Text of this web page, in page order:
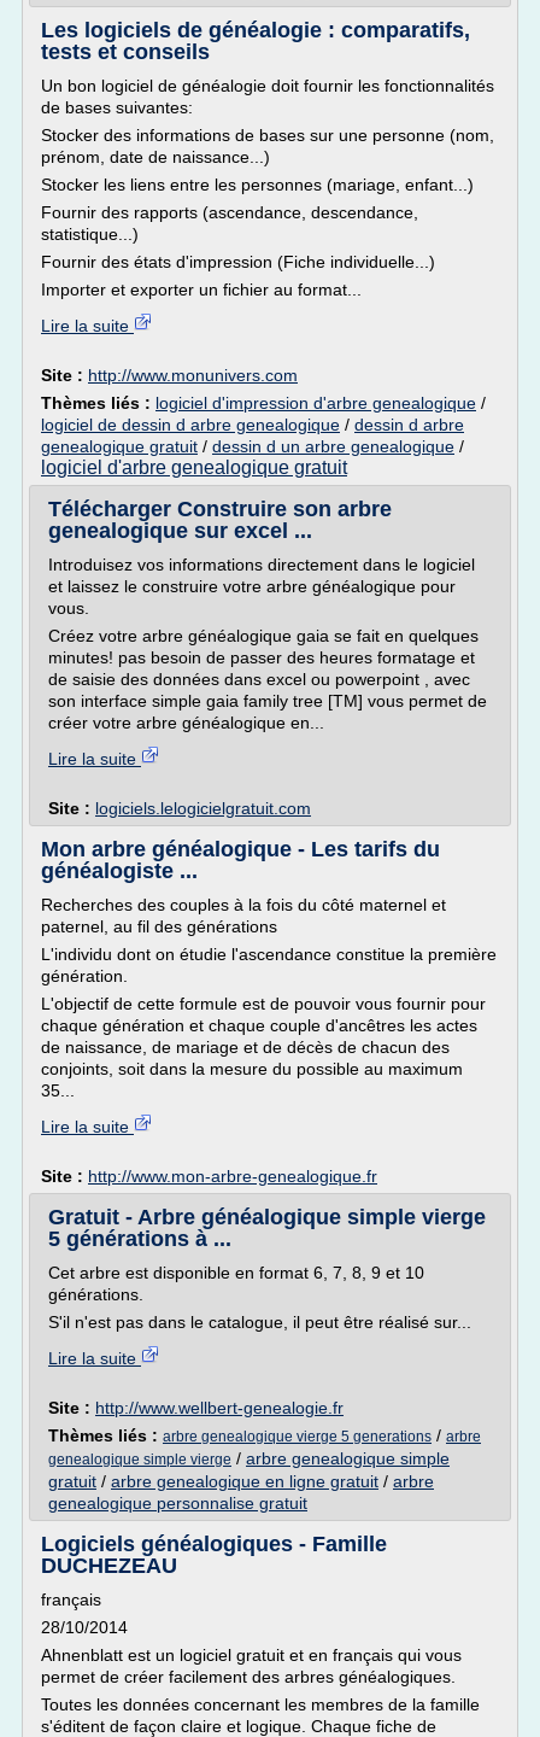
Les logiciels de généalogie : comparatifs,
tests et conseils
Un bon logiciel de généalogie doit fournir les fonctionnalités
de bases suivantes:
Stocker des informations de bases sur une personne (nom,
prénom, date de naissance...)
Stocker les liens entre les personnes (mariage, enfant...)
Fournir des rapports (ascendance, descendance,
statistique...)
Fournir des états d'impression (Fiche individuelle...)
Importer et exporter un fichier au format...
Lire la suite
Site : http://www.monunivers.com
Thèmes liés : logiciel d'impression d'arbre genealogique /
logiciel de dessin d arbre genealogique / dessin d arbre
genealogique gratuit / dessin d un arbre genealogique /
logiciel d'arbre genealogique gratuit
Télécharger Construire son arbre
genealogique sur excel ...
Introduisez vos informations directement dans le logiciel
et laissez le construire votre arbre généalogique pour
vous.
Créez votre arbre généalogique gaia se fait en quelques
minutes! pas besoin de passer des heures formatage et
de saisie des données dans excel ou powerpoint , avec
son interface simple gaia family tree [TM] vous permet de
créer votre arbre généalogique en...
Lire la suite
Site : logiciels.lelogicielgratuit.com
Mon arbre généalogique - Les tarifs du
généalogiste ...
Recherches des couples à la fois du côté maternel et
paternel, au fil des générations
L'individu dont on étudie l'ascendance constitue la première
génération.
L'objectif de cette formule est de pouvoir vous fournir pour
chaque génération et chaque couple d'ancêtres les actes
de naissance, de mariage et de décès de chacun des
conjoints, soit dans la mesure du possible au maximum
35...
Lire la suite
Site : http://www.mon-arbre-genealogique.fr
Gratuit - Arbre généalogique simple vierge
5 générations à ...
Cet arbre est disponible en format 6, 7, 8, 9 et 10
générations.
S'il n'est pas dans le catalogue, il peut être réalisé sur...
Lire la suite
Site : http://www.wellbert-genealogie.fr
Thèmes liés : arbre genealogique vierge 5 generations / arbre
genealogique simple vierge / arbre genealogique simple
gratuit / arbre genealogique en ligne gratuit / arbre
genealogique personnalise gratuit
Logiciels généalogiques - Famille
DUCHEZEAU
français
28/10/2014
Ahnenblatt est un logiciel gratuit et en français qui vous
permet de créer facilement des arbres généalogiques.
Toutes les données concernant les membres de la famille
s'éditent de façon claire et logique. Chaque fiche de